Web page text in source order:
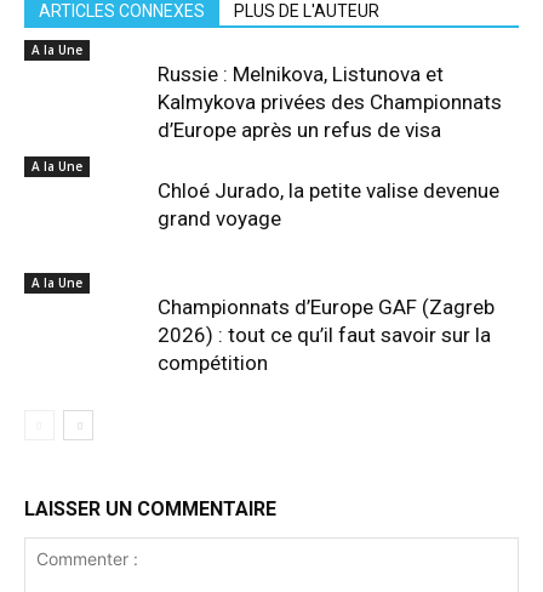
ARTICLES CONNEXES PLUS DE L'AUTEUR
A la Une
Russie : Melnikova, Listunova et
Kalmykova privées des Championnats
d’Europe après un refus de visa
A la Une
Chloé Jurado, la petite valise devenue
grand voyage
A la Une
Championnats d’Europe GAF (Zagreb
2026) : tout ce qu’il faut savoir sur la
compétition
LAISSER UN COMMENTAIRE